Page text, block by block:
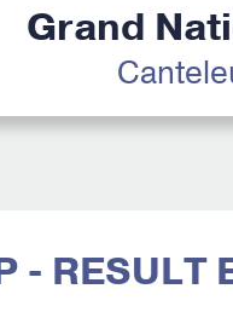
Grand
- RESULT